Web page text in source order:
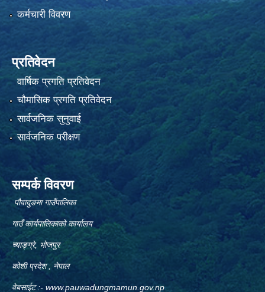
कर्मचारी विवरण
प्रतिवेदन
वार्षिक प्रगति प्रतिवेदन
चौमासिक प्रगति प्रतिवेदन
सार्वजनिक सुनुवाई
सार्वजनिक परीक्षण
सम्पर्क विवरण
पौवादुङमा गाउँपालिका
गाउँ कार्यपालिकाको कार्यालय
च्याङ्ग्रे, भोजपुर
कोशी प्रदेश , नेपाल
वेबसाईट :- www.pauwadungmamun.gov.np